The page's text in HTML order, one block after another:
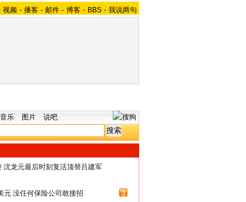
视频 - 播客 - 邮件 - 博客 - BBS - 我说两句
音乐 图片 说吧
沈龙元最后时刻复活顶替吕建军
元 没任何保险公司敢接招
3